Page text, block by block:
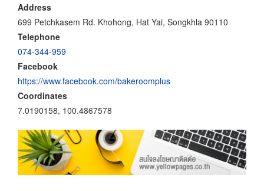
Address
699 Petchkasem Rd. Khohong, Hat Yai, Songkhla 90110
Telephone
074-344-959
Facebook
https://www.facebook.com/bakeroomplus
Coordinates
7.0190158, 100.4867578